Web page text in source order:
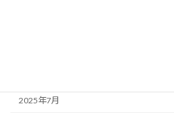
2025年7月